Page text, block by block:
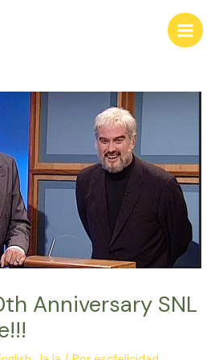
Main
Anniversary SNL